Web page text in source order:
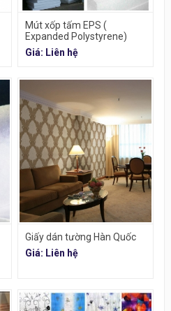
Mút xốp tấm EPS (
Expanded Polystyrene)
Giá: Liên hệ
Giấy dán tường Hàn Quốc
Giá: Liên hệ